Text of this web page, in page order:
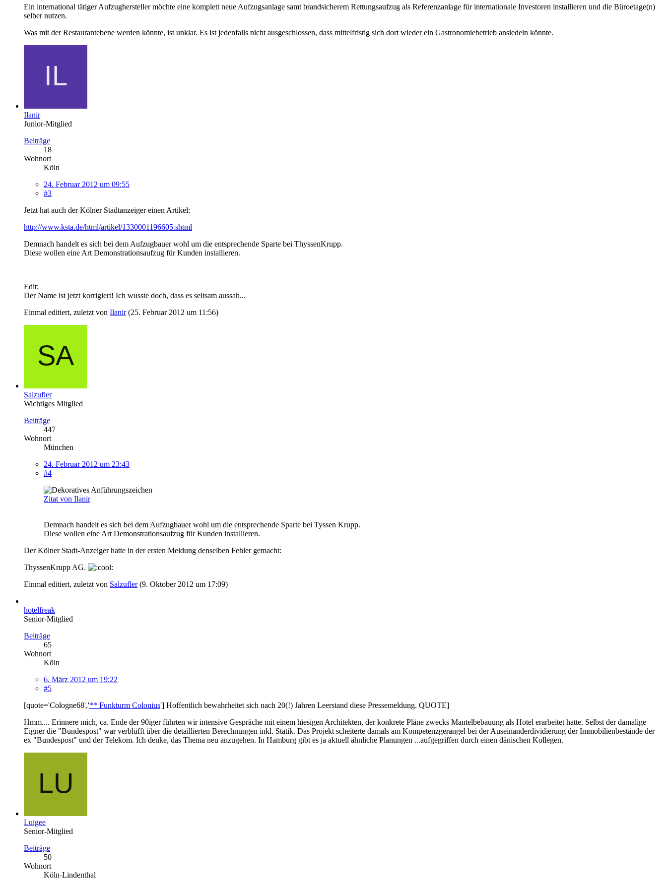
Ein international tätiger Aufzughersteller möchte eine komplett neue Aufzugsanlage samt brandsicherem Rettungsaufzug als Referenzanlage für internationale Investoren installieren und die Büroetage(n)
selber nutzen.
Was mit der Restaurantebene werden könnte, ist unklar. Es ist jedenfalls nicht ausgeschlossen, dass mittelfristig sich dort wieder ein Gastronomiebetrieb ansiedeln könnte.
Ilanir
Junior-Mitglied
Beiträge
18
Wohnort
Köln
24. Februar 2012 um 09:55
#3
Jetzt hat auch der Kölner Stadtanzeiger einen Artikel:
http://www.ksta.de/html/artikel/1330001196605.shtml
Demnach handelt es sich bei dem Aufzugbauer wohl um die entsprechende Sparte bei ThyssenKrupp.
Diese wollen eine Art Demonstrationsaufzug für Kunden installieren.
Edit:
Der Name ist jetzt korrigiert! Ich wusste doch, dass es seltsam aussah...
Einmal editiert, zuletzt von Ilanir(25. Februar 2012 um 11:56)
Salzufler
Wichtiges Mitglied
Beiträge
447
Wohnort
München
24. Februar 2012 um 23:43
#4
Zitat von Ilanir
Demnach handelt es sich bei dem Aufzugbauer wohl um die entsprechende Sparte bei Tyssen Krupp.
Diese wollen eine Art Demonstrationsaufzug für Kunden installieren.
Der Kölner Stadt-Anzeiger hatte in der ersten Meldung denselben Fehler gemacht:
ThyssenKrupp AG.
Einmal editiert, zuletzt von Salzufler(9. Oktober 2012 um 17:09)
hotelfreak
Senior-Mitglied
Beiträge
65
Wohnort
Köln
6. März 2012 um 19:22
#5
[quote='Cologne68','** Funkturm Colonius'] Hoffentlich bewahrheitet sich nach 20(!) Jahren Leerstand diese Pressemeldung. QUOTE]
Hmm.... Erinnere mich, ca. Ende der 90iger führten wir intensive Gespräche mit einem hiesigen Architekten, der konkrete Pläne zwecks Mantelbebauung als Hotel erarbeitet hatte. Selbst der damalige
Eigner die "Bundespost" war verblüfft über die detaillierten Berechnungen inkl. Statik. Das Projekt scheiterte damals am Kompetenzgerangel bei der Auseinanderdividierung der Immobilienbestände der
ex "Bundespost" und der Telekom. Ich denke, das Thema neu anzugehen. In Hamburg gibt es ja aktuell ähnliche Planungen ...aufgegriffen durch einen dänischen Kollegen.
Luigee
Senior-Mitglied
Beiträge
50
Wohnort
Köln-Lindenthal